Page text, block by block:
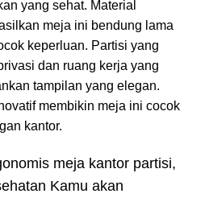
yang sehat. Material
meja ini bendung lama
keperluan. Partisi yang
dan ruang kerja yang
tampilan yang elegan.
membikin meja ini cocok
kantor.
meja kantor partisi,
Kamu akan